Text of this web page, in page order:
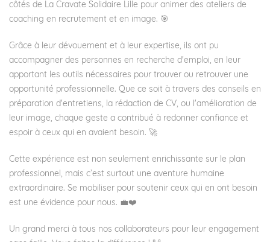
côtés de La Cravate Solidaire Lille pour animer des ateliers de
coaching en recrutement et en image. 🎯
Grâce à leur dévouement et à leur expertise, ils ont pu
accompagner des personnes en recherche d'emploi, en leur
apportant les outils nécessaires pour trouver ou retrouver une
opportunité professionnelle. Que ce soit à travers des conseils en
préparation d'entretiens, la rédaction de CV, ou l'amélioration de
leur image, chaque geste a contribué à redonner confiance et
espoir à ceux qui en avaient besoin. 🚀
Cette expérience est non seulement enrichissante sur le plan
professionnel, mais c’est surtout une aventure humaine
extraordinaire. Se mobiliser pour soutenir ceux qui en ont besoin
est une évidence pour nous. 💼❤️
Un grand merci à tous nos collaborateurs pour leur engagement